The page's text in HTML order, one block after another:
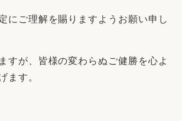
にご理解を賜りますようお願い申し
すが、皆様の変わらぬご健勝を心よ
ます。